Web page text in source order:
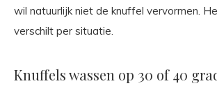
wil natuurlijk niet de knuffel vervormen.
verschilt per situatie.
Knuffels wassen op 30 of 40